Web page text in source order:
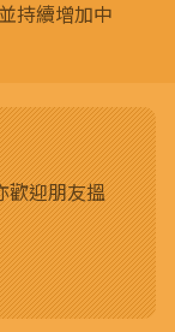
持續增加中
歡迎朋友搵